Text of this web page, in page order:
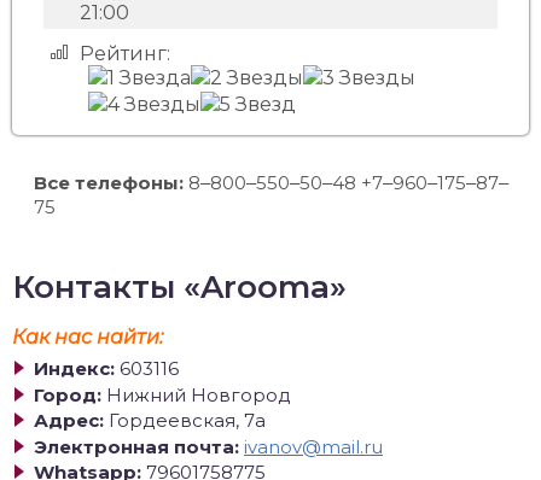
21:00
Рейтинг:
Все телефоны: 8‒800‒550‒50‒48 +7‒960‒175‒87‒
75
Контакты «Arooma»
Как нас найти:
Индекс: 603116
Город: Нижний Новгород
Адрес: Гордеевская, 7а
Электронная почта: ivanov@mail.ru
Whatsapp: 79601758775